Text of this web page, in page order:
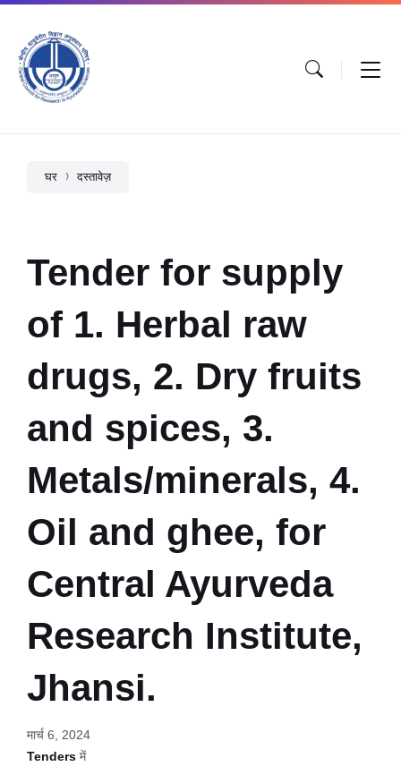
घर दस्तावेज़
Tender for supply
of 1. Herbal raw
drugs, 2. Dry fruits
and spices, 3.
Metals/minerals, 4.
Oil and ghee, for
Central Ayurveda
Research Institute,
Jhansi.
मार्च 6, 2024
Tenders में